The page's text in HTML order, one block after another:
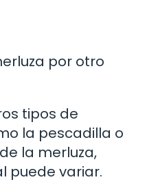
por otro
tipos de
la pescadilla o
la merluza,
puede variar.